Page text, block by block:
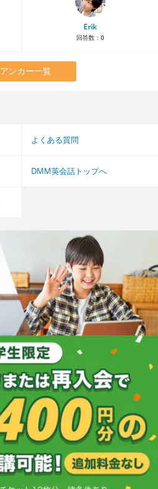
Erik
回答数： 0
アンカー一覧
よくある質問
DMM英会話トップへ